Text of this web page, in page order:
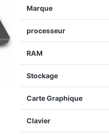
Marque
processeur
RAM
Stockage
Carte Graphique
Clavier